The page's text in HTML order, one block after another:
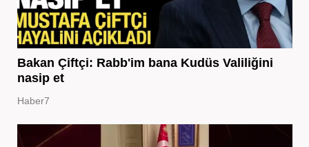
Bakan Çiftçi: Rabb'im bana Kudüs Valiliğini
nasip et
Haber7